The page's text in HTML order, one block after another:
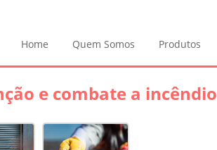
Home Quem Somos Produtos
e combate a incêndio